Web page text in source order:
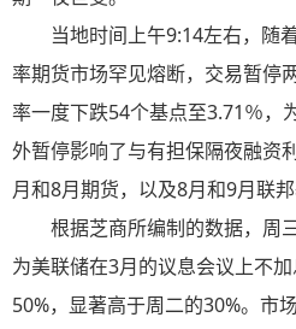
当地时间上午9:14左右，随
率期货市场罕见熔断，交易暂停
率一度下跌54个基点至3.71％，
外暂停影响了与有担保隔夜融资
月和8月期货，以及8月和9月联邦
根据芝商所编制的数据，周
为美联储在3月的议息会议上不
50%，显著高于周二的30%。市